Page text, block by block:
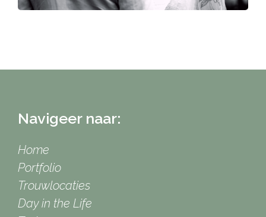
Navigeer naar:
Home
Portfolio
Trouwlocaties
Day in the Life